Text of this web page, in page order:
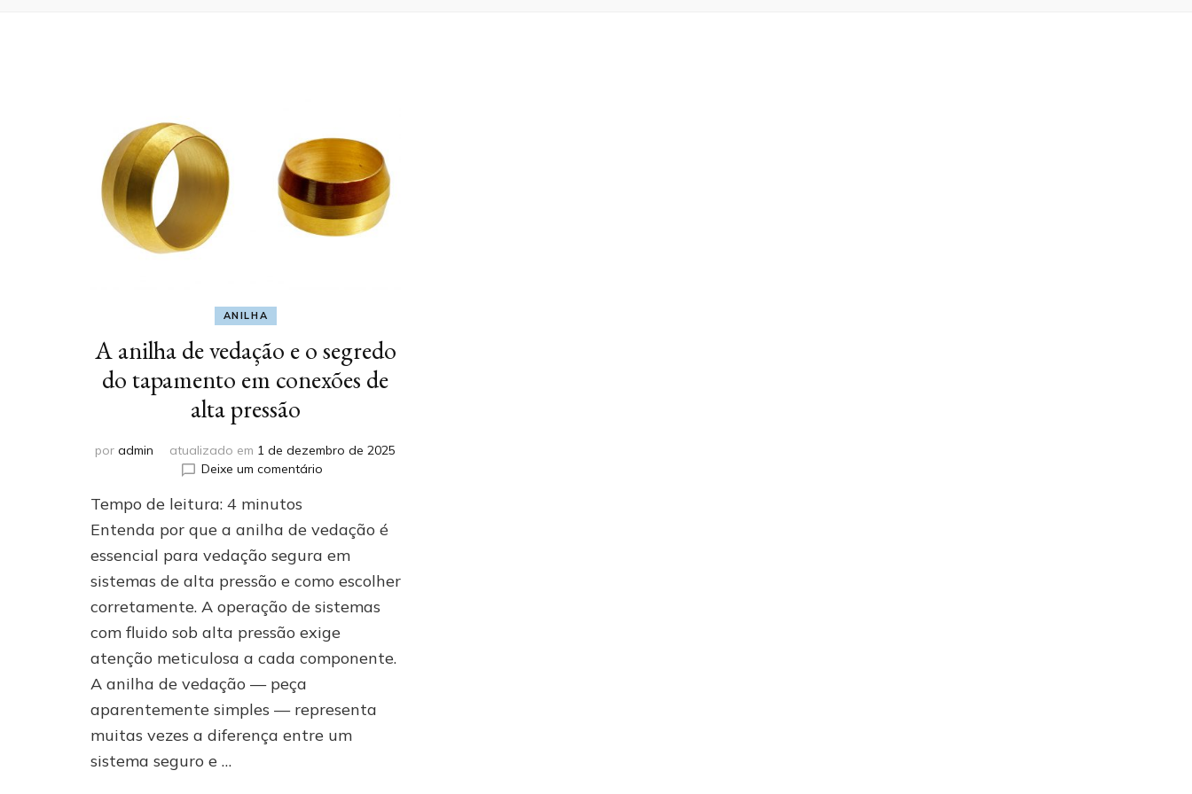
ANILHA
A anilha de vedação e o segredo
do tapamento em conexões de
alta pressão
poradmin atualizado em 1 de dezembro de 2025
Deixe um comentárioem
de
vedação
e
o
segredo
do
tapamento
em
conexões
alta
Tempo de leitura: 4 minutos
Entenda por que a anilha de vedação é
essencial para vedação segura em
sistemas de alta pressão e como escolher
corretamente. A operação de sistemas
com fluido sob alta pressão exige
atenção meticulosa a cada componente.
A anilha de vedação — peça
aparentemente simples — representa
muitas vezes a diferença entre um
sistema seguro e …